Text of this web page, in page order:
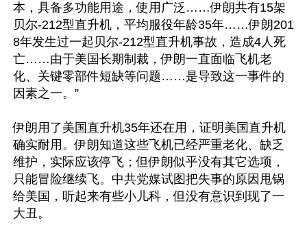
本，具备多功能用途，使用广泛……伊朗共有15架
贝尔-212型直升机，平均服役年龄35年……伊朗201
8年发生过一起贝尔-212型直升机事故，造成4人死
亡……由于美国长期制裁，伊朗一直面临飞机老
化、关键零部件短缺等问题……是导致这一事件的
因素之一。”
伊朗用了美国直升机35年还在用，证明美国直升机
确实耐用。伊朗知道这些飞机已经严重老化、缺乏
维护，实际应该停飞；但伊朗似乎没有其它选项，
只能冒险继续飞。中共党媒试图把失事的原因甩锅
给美国，听起来有些小儿科，但没有意识到现了一
大丑。